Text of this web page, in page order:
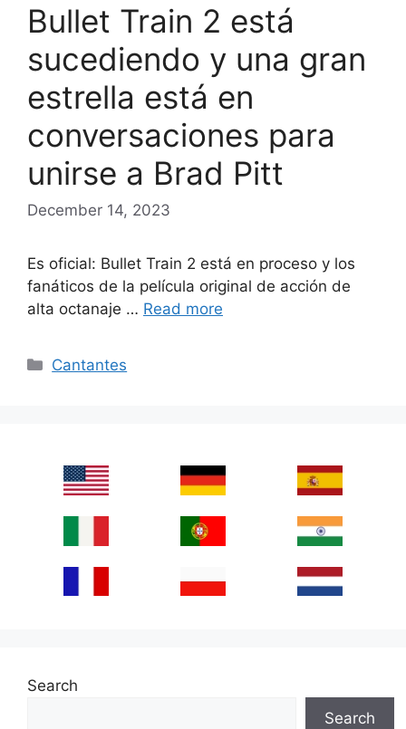
Bullet Train 2 está
sucediendo y una gran
estrella está en
conversaciones para
unirse a Brad Pitt
December 14, 2023
Es oficial: Bullet Train 2 está en proceso y los
fanáticos de la película original de acción de
alta octanaje … Read more
Categories
Cantantes
Search
Search